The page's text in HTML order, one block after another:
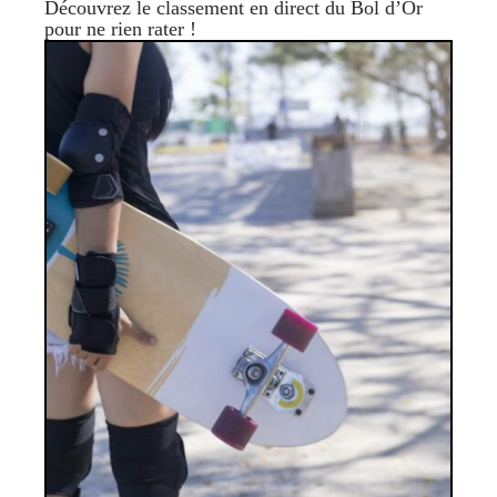
Découvrez le classement en direct du Bol d’Or
pour ne rien rater !